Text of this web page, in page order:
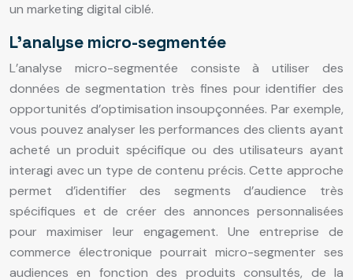
un marketing digital ciblé.
L’analyse micro-segmentée
L’analyse micro-segmentée consiste à utiliser des
données de segmentation très fines pour identifier des
opportunités d’optimisation insoupçonnées. Par exemple,
vous pouvez analyser les performances des clients ayant
acheté un produit spécifique ou des utilisateurs ayant
interagi avec un type de contenu précis. Cette approche
permet d’identifier des segments d’audience très
spécifiques et de créer des annonces personnalisées
pour maximiser leur engagement. Une entreprise de
commerce électronique pourrait micro-segmenter ses
audiences en fonction des produits consultés, de la